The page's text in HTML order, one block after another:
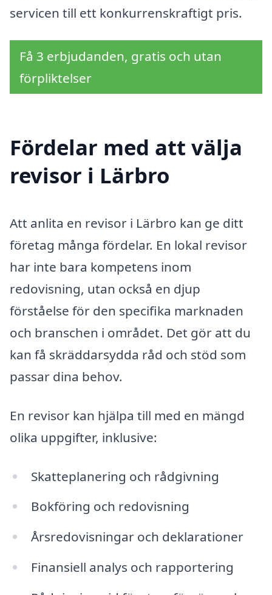
servicen till ett konkurrenskraftigt pris.
Få 3 erbjudanden, gratis och utan
förpliktelser
Fördelar med att välja
revisor i Lärbro
Att anlita en revisor i Lärbro kan ge ditt
företag många fördelar. En lokal revisor
har inte bara kompetens inom
redovisning, utan också en djup
förståelse för den specifika marknaden
och branschen i området. Det gör att du
kan få skräddarsydda råd och stöd som
passar dina behov.
En revisor kan hjälpa till med en mängd
olika uppgifter, inklusive:
Skatteplanering och rådgivning
Bokföring och redovisning
Årsredovisningar och deklarationer
Finansiell analys och rapportering